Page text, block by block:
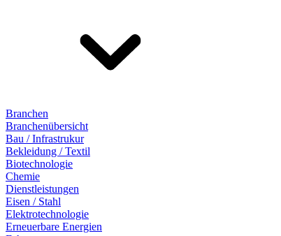
Branchen
Branchenübersicht
Bau / Infrastrukur
Bekleidung / Textil
Biotechnologie
Chemie
Dienstleistungen
Eisen / Stahl
Elektrotechnologie
Erneuerbare Energien